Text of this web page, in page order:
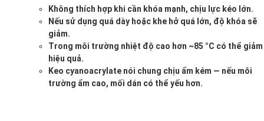
Không thích hợp khi cần khóa mạnh, chịu lực kéo lớn.
Nếu sử dụng quá dày hoặc khe hở quá lớn, độ khóa sẽ
giảm.
Trong môi trường nhiệt độ cao hơn ~85 °C có thể giảm
hiệu quả.
Keo cyanoacrylate nói chung chịu ẩm kém — nếu môi
trường ẩm cao, mối dán có thể yếu hơn.